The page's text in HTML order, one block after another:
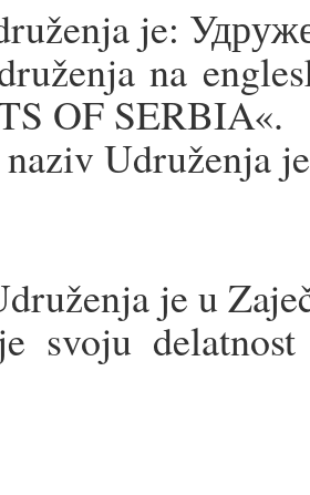
je:
na
OF SERBIA«.
Udruženja
je u
svoju